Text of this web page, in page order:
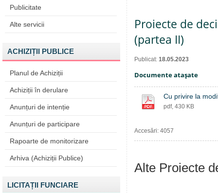
Publicitate
Alte servicii
ACHIZIȚII PUBLICE
Planul de Achiziții
Achiziții în derulare
Anunțuri de intenție
Anunțuri de participare
Rapoarte de monitorizare
Arhiva (Achiziții Publice)
LICITAȚII FUNCIARE
Proiecte de
(partea II)
Publicat: 18.05.2023
Documente ataşate
Cu privire la
pdf, 430 KB
Accesări: 4057
Alte Proiecte